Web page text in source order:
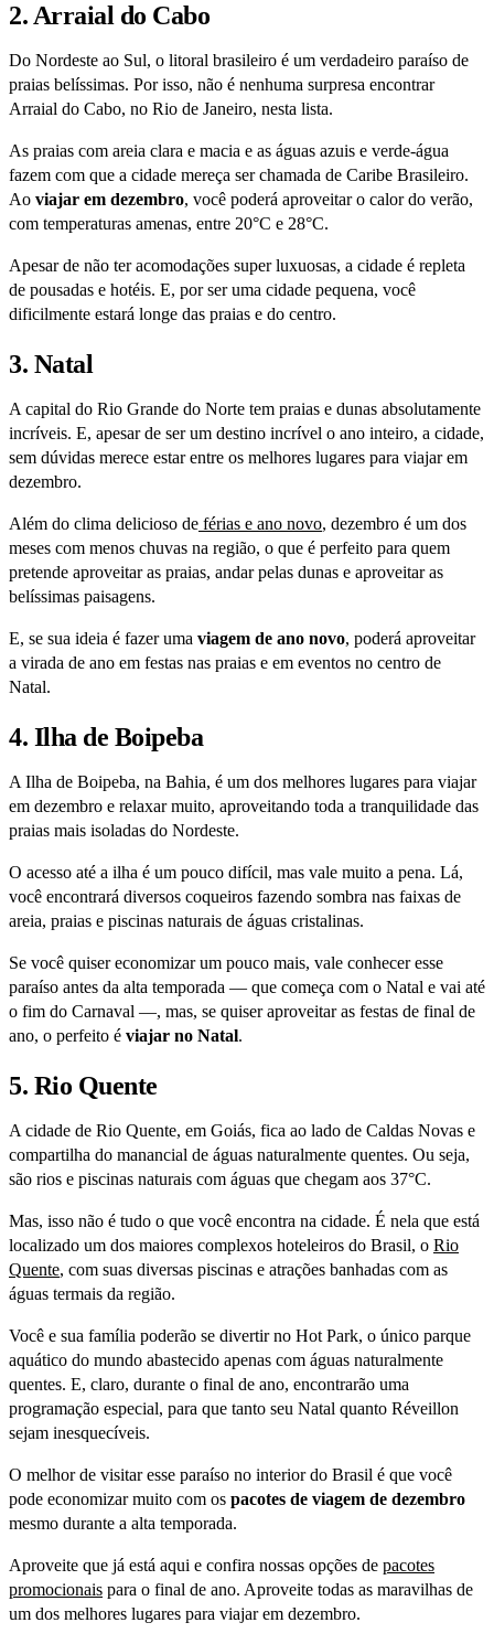
2. Arraial do Cabo
Do Nordeste ao Sul, o litoral brasileiro é um verdadeiro paraíso de
praias belíssimas. Por isso, não é nenhuma surpresa encontrar
Arraial do Cabo, no Rio de Janeiro, nesta lista.
As praias com areia clara e macia e as águas azuis e verde-água
fazem com que a cidade mereça ser chamada de Caribe Brasileiro.
Ao viajar em dezembro, você poderá aproveitar o calor do verão,
com temperaturas amenas, entre 20°C e 28°C.
Apesar de não ter acomodações super luxuosas, a cidade é repleta
de pousadas e hotéis. E, por ser uma cidade pequena, você
dificilmente estará longe das praias e do centro.
3. Natal
A capital do Rio Grande do Norte tem praias e dunas absolutamente
incríveis. E, apesar de ser um destino incrível o ano inteiro, a cidade,
sem dúvidas merece estar entre os melhores lugares para viajar em
dezembro.
Além do clima delicioso de férias e ano novo, dezembro é um dos
meses com menos chuvas na região, o que é perfeito para quem
pretende aproveitar as praias, andar pelas dunas e aproveitar as
belíssimas paisagens.
E, se sua ideia é fazer uma viagem de ano novo, poderá aproveitar
a virada de ano em festas nas praias e em eventos no centro de
Natal.
4. Ilha de Boipeba
A Ilha de Boipeba, na Bahia, é um dos melhores lugares para viajar
em dezembro e relaxar muito, aproveitando toda a tranquilidade das
praias mais isoladas do Nordeste.
O acesso até a ilha é um pouco difícil, mas vale muito a pena. Lá,
você encontrará diversos coqueiros fazendo sombra nas faixas de
areia, praias e piscinas naturais de águas cristalinas.
Se você quiser economizar um pouco mais, vale conhecer esse
paraíso antes da alta temporada — que começa com o Natal e vai até
o fim do Carnaval —, mas, se quiser aproveitar as festas de final de
ano, o perfeito é viajar no Natal.
5. Rio Quente
A cidade de Rio Quente, em Goiás, fica ao lado de Caldas Novas e
compartilha do manancial de águas naturalmente quentes. Ou seja,
são rios e piscinas naturais com águas que chegam aos 37°C.
Mas, isso não é tudo o que você encontra na cidade. É nela que está
localizado um dos maiores complexos hoteleiros do Brasil, o Rio
Quente, com suas diversas piscinas e atrações banhadas com as
águas termais da região.
Você e sua família poderão se divertir no Hot Park, o único parque
aquático do mundo abastecido apenas com águas naturalmente
quentes. E, claro, durante o final de ano, encontrarão uma
programação especial, para que tanto seu Natal quanto Réveillon
sejam inesquecíveis.
O melhor de visitar esse paraíso no interior do Brasil é que você
pode economizar muito com os pacotes de viagem de dezembro
mesmo durante a alta temporada.
Aproveite que já está aqui e confira nossas opções de pacotes
promocionais para o final de ano. Aproveite todas as maravilhas de
um dos melhores lugares para viajar em dezembro.